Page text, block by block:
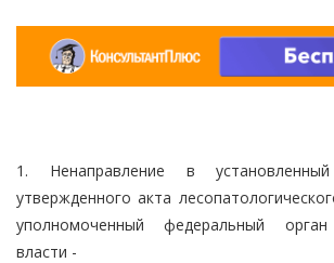
1. Ненаправление в
утвержденного акта
уполномоченный федеральный орган
власти -